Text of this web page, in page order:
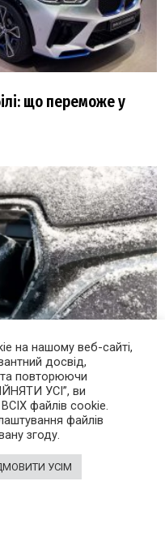
що переможе у
до 30% заряду
на нашому веб-сайті,
досвід,
повторюючи
УСІ”, ви
файлів cookie.
файлів
згоду.
УСІМ